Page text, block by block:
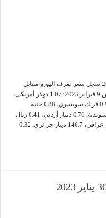
سعر صرف اليورو الخميس 9 فبراير 2023 سجل سعر صرف اليورو مقابل
العملات العالمية والعربية ، اليوم الخميس 9 فبراير 2023: 1.07 دولار أمريكي،
7.27 يوان صيني، 78.28 روبل روسي، 0.98 فرنك سويسري، 0.88 جنيه
استرليني، 1.44 دولار كندي، 11.3 كرونة سويدية. 0.76 دينار أردني، 0.41 ريال
عماني، 0.40 دينار بحريني، 1.566.5 دينار عراقي، 146.7 دينار جزائري. 0.32